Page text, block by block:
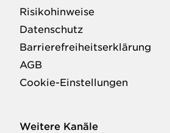
Risikohinweise
Datenschutz
Barrierefreiheitserklärung
AGB
Cookie-Einstellungen
Weitere Kanäle